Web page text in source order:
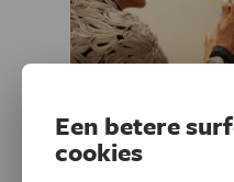
Een betere
cookies